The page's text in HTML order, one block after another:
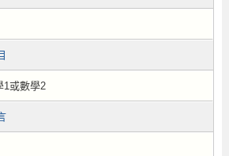
1或數學2